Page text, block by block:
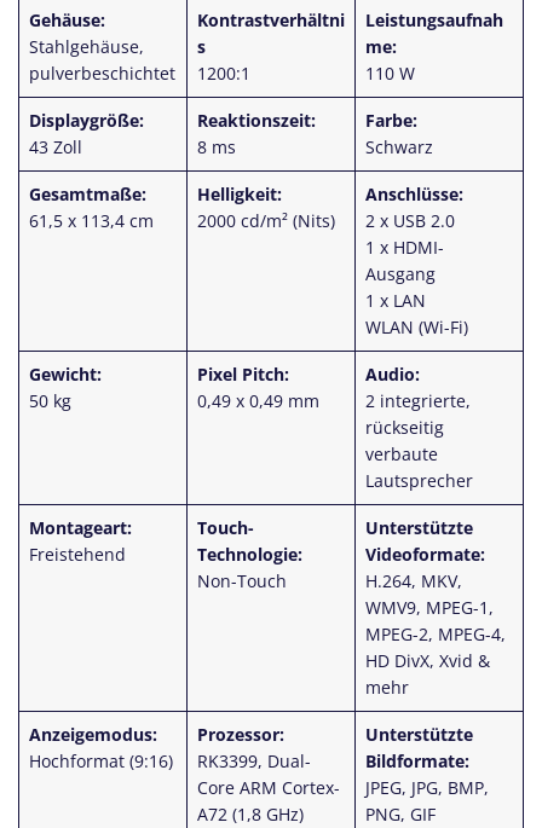
Gehäuse:
Stahlgehäuse,
pulverbeschichtet
Kontrastverhältni
s
1200:1
Leistungsaufnah
me:
110 W
Displaygröße:
43 Zoll
Reaktionszeit:
8 ms
Farbe:
Schwarz
Gesamtmaße:
61,5 x 113,4 cm
Helligkeit:
2000 cd/m² (Nits)
Anschlüsse:
2 x USB 2.0
1 x HDMI-
Ausgang
1 x LAN
WLAN (Wi-Fi)
Gewicht:
50 kg
Pixel Pitch:
0,49 x 0,49 mm
Audio:
2 integrierte,
rückseitig
verbaute
Lautsprecher
Montageart:
Freistehend
Touch-
Technologie:
Non-Touch
Unterstützte
Videoformate:
H.264, MKV,
WMV9, MPEG-1,
MPEG-2, MPEG-4,
HD DivX, Xvid &
mehr
Anzeigemodus:
Hochformat (9:16)
Prozessor:
RK3399, Dual-
Core ARM Cortex-
A72 (1,8 GHz)
Unterstützte
Bildformate:
JPEG, JPG, BMP,
PNG, GIF